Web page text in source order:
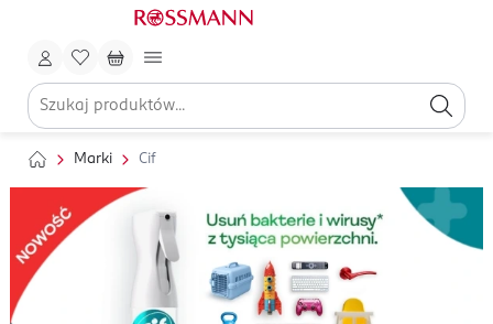
Marki Cif